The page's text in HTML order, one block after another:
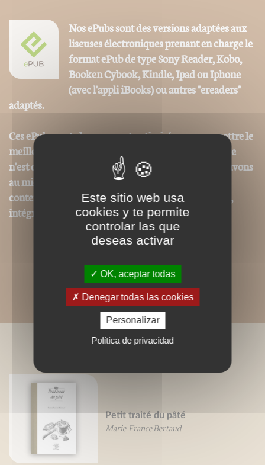
Nos ePubs sont des versions adaptées aux
liseuses électroniques prenant en charge le
format ePub de type Sony Reader, Kobo,
Booken Cybook, Kindle, Ipad ou Iphone
(avec l'appli iBooks) ou autres "ereaders"
adaptés.
Ces ePubs sont alors revus et optimisés pour permettre le
meilleur confort de lecture, toutefois la mise en page
n'est donc pas strictement identique même si nous avons
au mieux respecté la charte graphique initiale. Les
contenus textes et iconographiques sont, par contre,
intégralement reproduits dans ce format.
LIVRES ASSOCIÉS
Petit traité du pâté
Marie-France Bertaud
Este sitio web usa
cookies y te permite
controlar las que
deseas activar
OK, aceptar todas
Denegar todas las cookies
Personalizar
Política de privacidad